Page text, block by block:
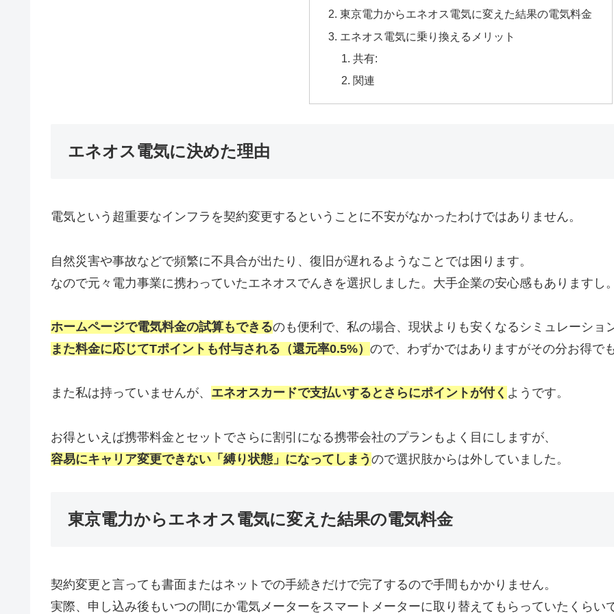
東京電力からエネオス電気に変えた結果の電気料金
エネオス電気に乗り換えるメリット
共有:
関連
エネオス電気に決めた理由
電気という超重要なインフラを契約変更するということに不安がなかったわけではありません。
自然災害や事故などで頻繁に不具合が出たり、復旧が遅れるようなことでは困ります。
なので元々電力事業に携わっていたエネオスでんきを選択しました。大手企業の安心感もありますし
ホームページで電気料金の試算もできるのも便利で、私の場合、現状よりも安くなるシミュレーショ
また料金に応じてTポイントも付与される（還元率0.5%） ので、わずかではありますがその分お得で
また私は持っていませんが、 エネオスカードで支払いするとさらにポイントが付く ようです。
お得といえば携帯料金とセットでさらに割引になる携帯会社のプランもよく目にしますが、
容易にキャリア変更できない「縛り状態」になってしまう ので選択肢からは外していました。
東京電力からエネオス電気に変えた結果の電気料金
契約変更と言っても書面またはネットでの手続きだけで完了するので手間もかかりません。
実際、申し込み後もいつの間にか電気メーターをスマートメーターに取り替えてもらっていたくら